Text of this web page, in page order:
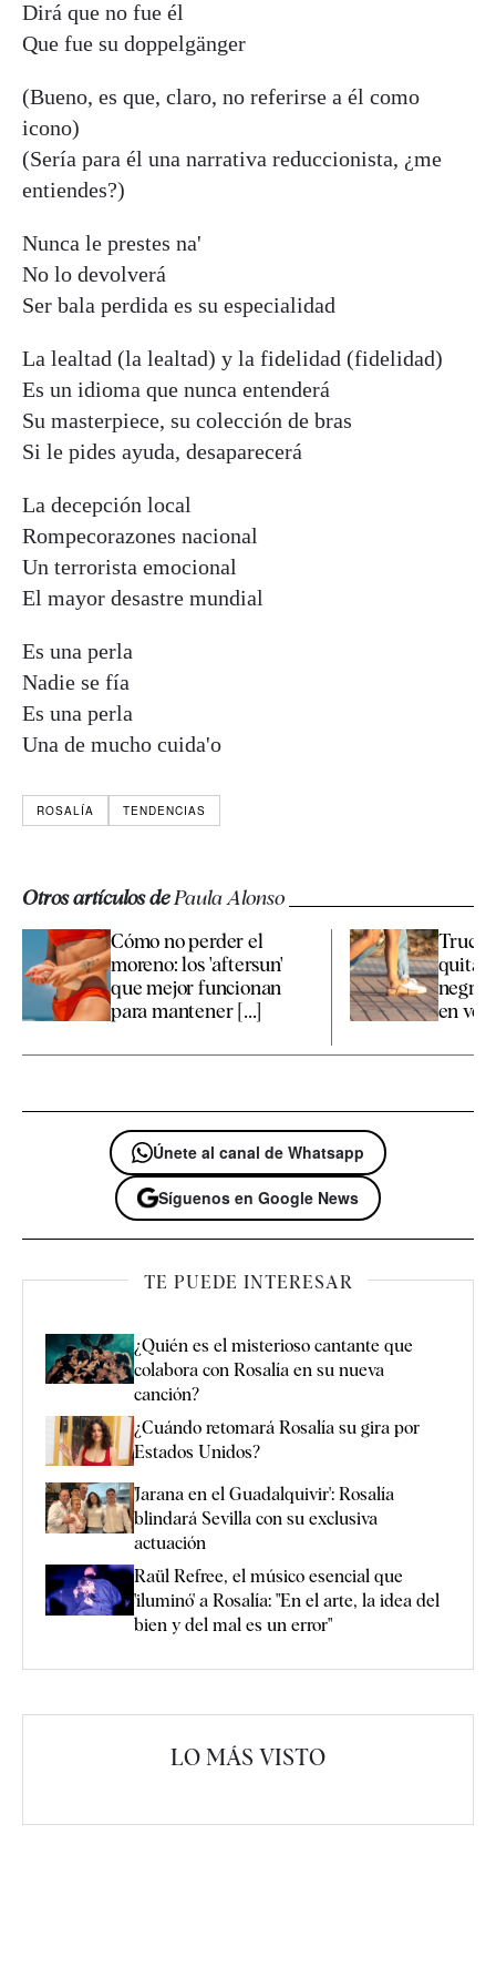
Dirá que no fue él
Que fue su doppelgänger
(Bueno, es que, claro, no referirse a él como
icono)
(Sería para él una narrativa reduccionista, ¿me
entiendes?)
Nunca le prestes na'
No lo devolverá
Ser bala perdida es su especialidad
La lealtad (la lealtad) y la fidelidad (fidelidad)
Es un idioma que nunca entenderá
Su masterpiece, su colección de bras
Si le pides ayuda, desaparecerá
La decepción local
Rompecorazones nacional
Un terrorista emocional
El mayor desastre mundial
Es una perla
Nadie se fía
Es una perla
Una de mucho cuida'o
ROSALÍA TENDENCIAS
Otros artículos dePaula Alonso
Cómo no perder el
moreno: los 'aftersun'
que mejor funcionan
para mantener [...]
quitar
en
Únete al canal de Whatsapp
Síguenos en Google News
TE PUEDE INTERESAR
¿Quién es el misterioso cantante que
colabora con Rosalía en su nueva
canción?
¿Cuándo retomará Rosalía su gira por
Estados Unidos?
'Jarana en el Guadalquivir': Rosalía
blindará Sevilla con su exclusiva
actuación
Raül Refree, el músico esencial que
'iluminó' a Rosalía: "En el arte, la idea del
bien y del mal es un error"
LO MÁS VISTO